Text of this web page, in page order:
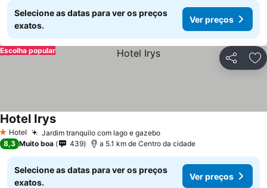
Selecione as datas para ver os preços
exatos.
Ver preços
Partilhar
Escolha popular
1 Estrelas
Hotel Jardim tranquilo com lago e gazeboVer preços
Hotel IrysVer preços
8,3 Muito boa 439 a 5.1 km de Centro da cidade
Selecione as datas para ver os preços
exatos.
Ver preços